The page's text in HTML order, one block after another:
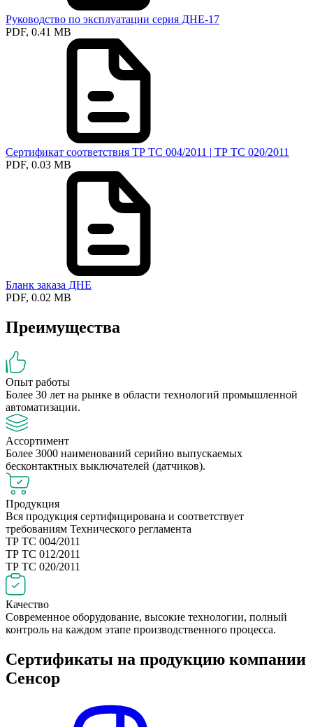
Руководство по эксплуатации серия ДНЕ-17
PDF, 0.41 MB
Сертификат соответствия ТР ТС 004/2011 | ТР ТС 020/2011
PDF, 0.03 MB
Бланк заказа ДНЕ
PDF, 0.02 MB
Преимущества
Опыт работы
Более 30 лет на рынке в области технологий промышленной
автоматизации.
Ассортимент
Более 3000 наименований серийно выпускаемых
бесконтактных выключателей (датчиков).
Продукция
Вся продукция сертифицирована и соответствует
требованиям Технического регламента
ТР ТС 004/2011
ТР ТС 012/2011
ТР ТС 020/2011
Качество
Современное оборудование, высокие технологии, полный
контроль на каждом этапе производственного процесса.
Сертификаты на продукцию компании
Сенсор